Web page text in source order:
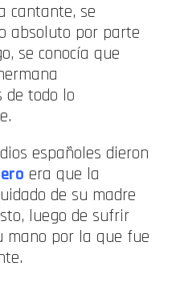
cantante, se
absoluto por parte
se conocía que
de todo lo
españoles dieron
era que la
de su madre
luego de sufrir
mano por la que fue